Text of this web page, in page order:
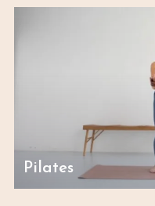
Pilates